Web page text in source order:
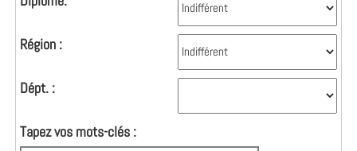
Région :
Dépt. :
Tapez vos mots-clés :